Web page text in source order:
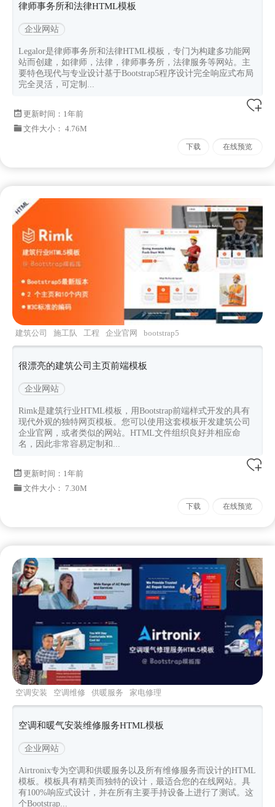
律师事务所和法律HTML模板
企业网站
Legalor是律师事务所和法律HTML模板，专门为构建多功能网
站而创建，如律师，法律，律师事务所，法律服务等网站。主
要特色现代与专业设计基于Bootstrap5程序设计完全响应式布局
完全灵活，可定制...
更新时间： 1年前
文件大小： 4.76M
下载 在线预览
建筑公司 施工队 工程 企业官网 bootstrap5
很漂亮的建筑公司主页前端模板
企业网站
Rimk是建筑行业HTML模板，用Bootstrap前端样式开发的具有
现代外观的独特网页模板。您可以使用这套模板开发建筑公司
企业官网，或者类似的网站。HTML文件组织良好并相应命
名，因此非常容易定制和...
更新时间： 1年前
文件大小： 7.30M
下载 在线预览
空调安装 空调维修 供暖服务
家电修理
空调和暖气安装维修服务HTML模板
企业网站
Airtronix专为空调和供暖服务以及所有维修服务而设计的HTML
模板。模板具有精美而独特的设计，最适合您的在线网站。具
有100%响应式设计，并在所有主要手持设备上进行了测试。这
个Bootstrap...